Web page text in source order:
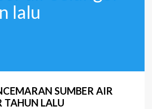
lalu
SUMBER AIR
TAHUN LALU